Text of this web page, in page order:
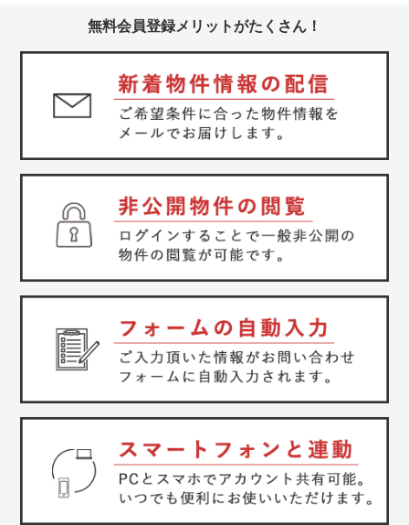
無料会員登録メリットがたくさん！